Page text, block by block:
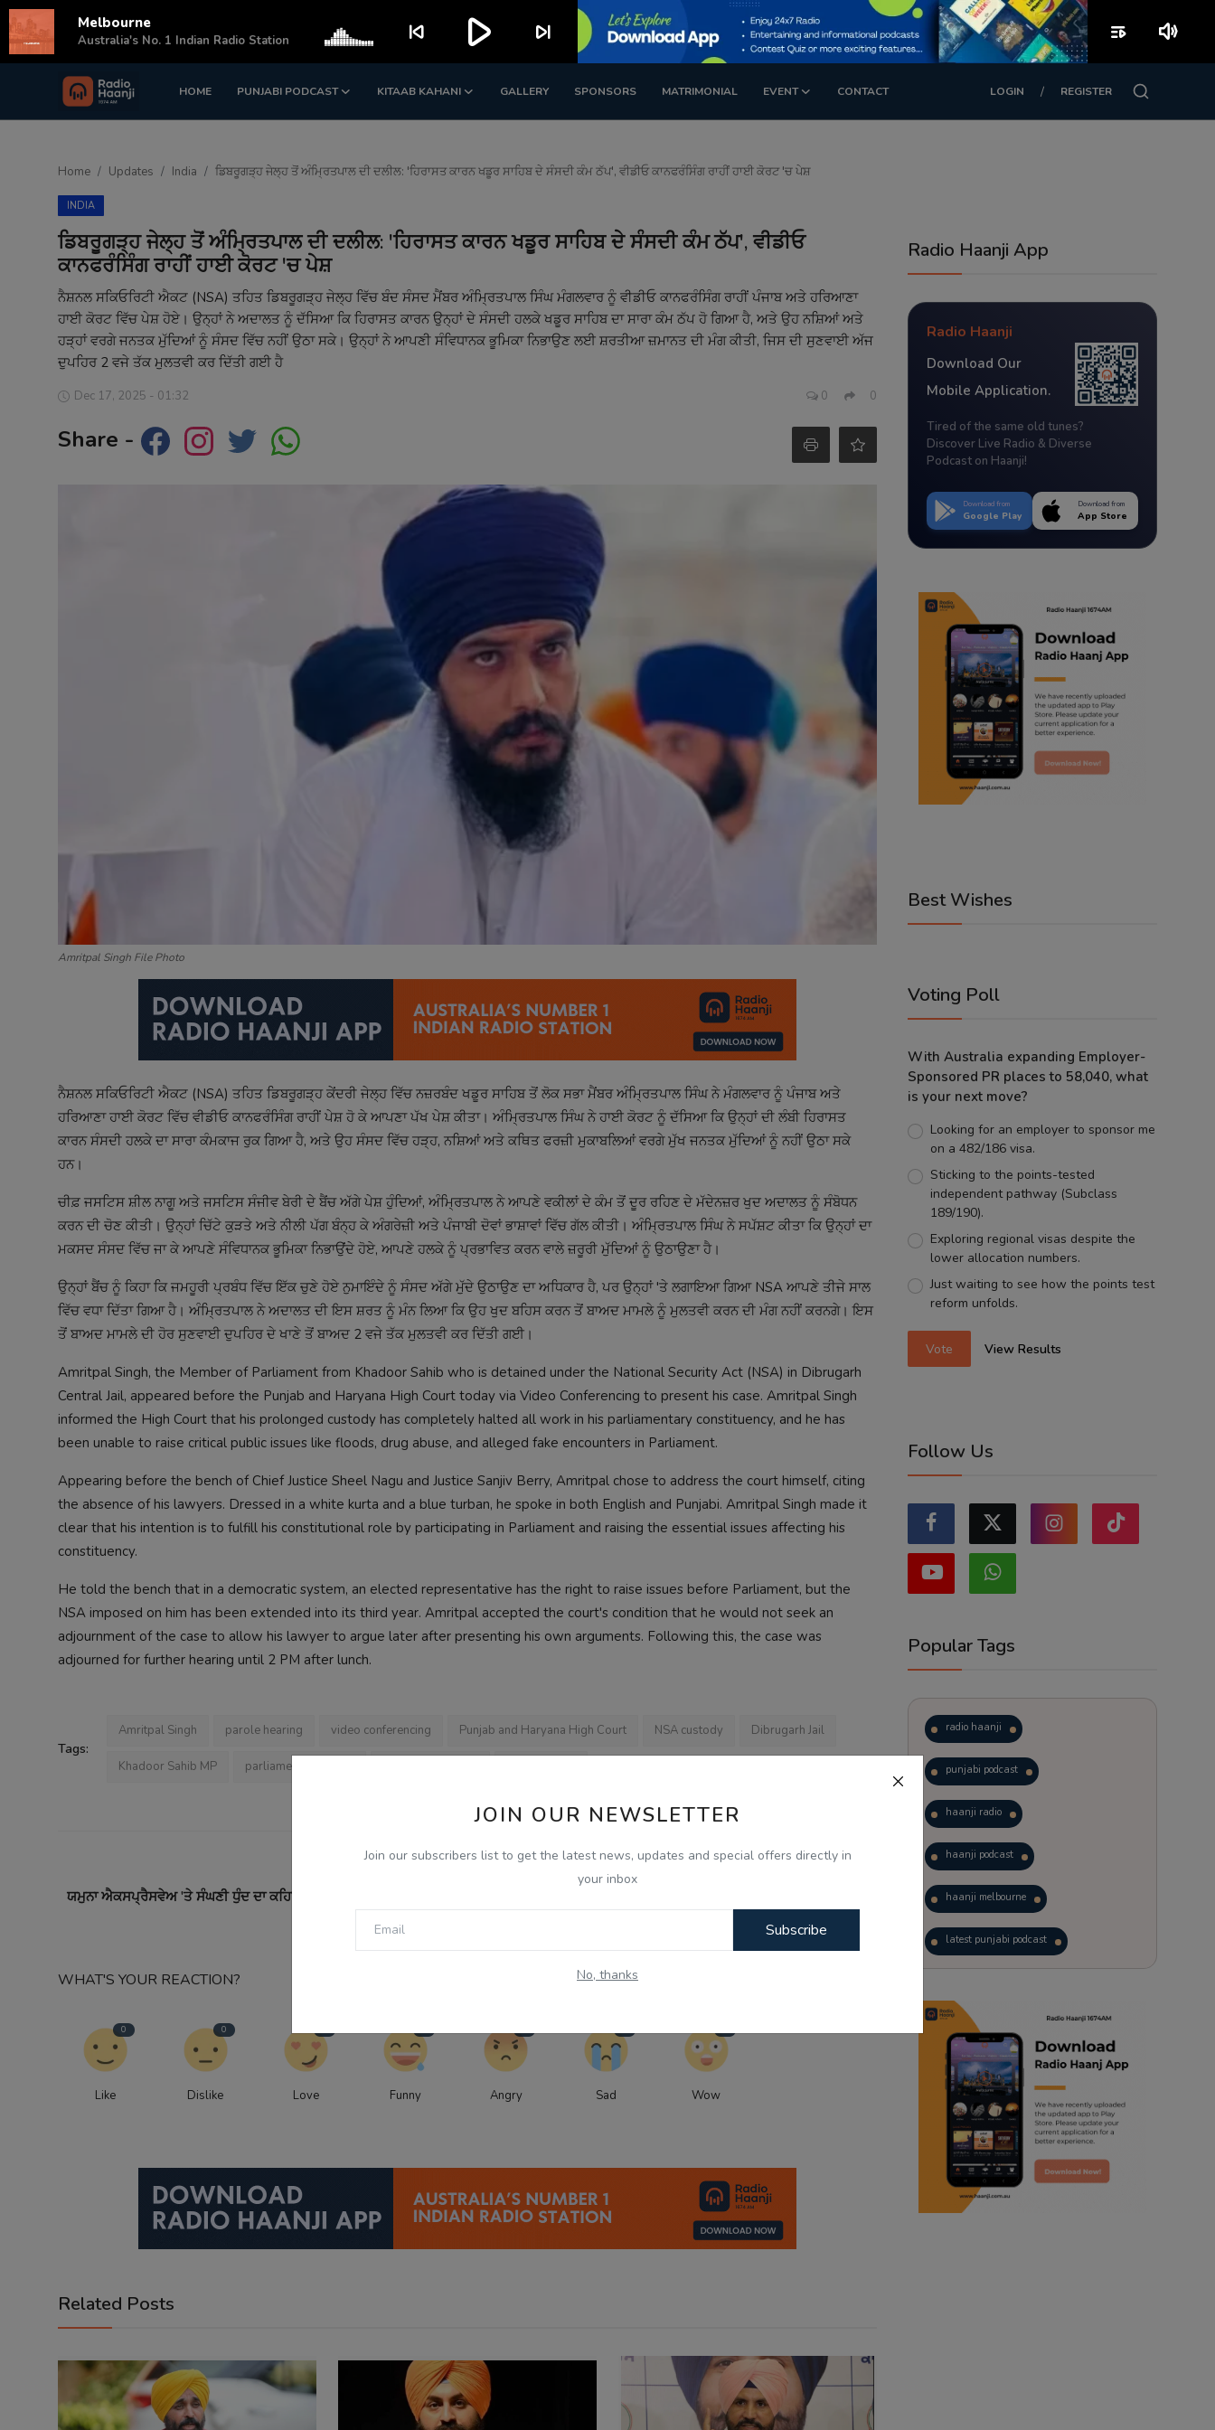
HOME PUNJABI PODCAST KITAAB KAHANI GALLERY SPONSORS MATRIMONIAL EVENT CONTACT LOGIN / REGISTER
Login Register
Punjabi Podcast
Kitaab Kahani
Sponsors
Matrimonial
Contact
JOIN OUR NEWSLETTER
Join our subscribers list to get the latest news, updates and special offers directly in
your inbox
Subscribe
No, thanks
Home Updates India ਡਿਬਰੂਗੜ੍ਹ ਜੇਲ੍ਹ ਤੋਂ ਅੰਮ੍ਰਿਤਪਾਲ ਦੀ ਦਲੀਲ: 'ਹਿਰਾਸਤ ਕਾਰਨ ਖਡੂਰ ਸਾਹਿਬ ਦੇ ਸੰਸਦੀ ਕੰਮ ਠੱਪ', ਵੀਡੀਓ ਕਾਨਫਰੰਸਿੰਗ ਰਾਹੀਂ ਹਾਈ ਕੋਰਟ 'ਚ ਪੇਸ਼
INDIA
ਡਿਬਰੂਗੜ੍ਹ ਜੇਲ੍ਹ ਤੋਂ ਅੰਮ੍ਰਿਤਪਾਲ ਦੀ ਦਲੀਲ: 'ਹਿਰਾਸਤ ਕਾਰਨ ਖਡੂਰ ਸਾਹਿਬ ਦੇ ਸੰਸਦੀ ਕੰਮ ਠੱਪ', ਵੀਡੀਓ
ਕਾਨਫਰੰਸਿੰਗ ਰਾਹੀਂ ਹਾਈ ਕੋਰਟ 'ਚ ਪੇਸ਼
ਨੈਸ਼ਨਲ ਸਕਿਓਰਿਟੀ ਐਕਟ (NSA) ਤਹਿਤ ਡਿਬਰੂਗੜ੍ਹ ਜੇਲ੍ਹ ਵਿੱਚ ਬੰਦ ਸੰਸਦ ਮੈਂਬਰ ਅੰਮ੍ਰਿਤਪਾਲ ਸਿੰਘ ਮੰਗਲਵਾਰ ਨੂੰ ਵੀਡੀਓ ਕਾਨਫਰੰਸਿੰਗ ਰਾਹੀਂ ਪੰਜਾਬ ਅਤੇ ਹਰਿਆਣਾ
ਹਾਈ ਕੋਰਟ ਵਿੱਚ ਪੇਸ਼ ਹੋਏ। ਉਨ੍ਹਾਂ ਨੇ ਅਦਾਲਤ ਨੂੰ ਦੱਸਿਆ ਕਿ ਹਿਰਾਸਤ ਕਾਰਨ ਉਨ੍ਹਾਂ ਦੇ ਸੰਸਦੀ ਹਲਕੇ ਖਡੂਰ ਸਾਹਿਬ ਦਾ ਸਾਰਾ ਕੰਮ ਠੱਪ ਹੋ ਗਿਆ ਹੈ, ਅਤੇ ਉਹ ਨਸ਼ਿਆਂ ਅਤੇ
ਹੜ੍ਹਾਂ ਵਰਗੇ ਜਨਤਕ ਮੁੱਦਿਆਂ ਨੂੰ ਸੰਸਦ ਵਿੱਚ ਨਹੀਂ ਉਠਾ ਸਕੇ। ਉਨ੍ਹਾਂ ਨੇ ਆਪਣੀ ਸੰਵਿਧਾਨਕ ਭੂਮਿਕਾ ਨਿਭਾਉਣ ਲਈ ਸ਼ਰਤੀਆ ਜ਼ਮਾਨਤ ਦੀ ਮੰਗ ਕੀਤੀ, ਜਿਸ ਦੀ ਸੁਣਵਾਈ ਅੱਜ
ਦੁਪਹਿਰ 2 ਵਜੇ ਤੱਕ ਮੁਲਤਵੀ ਕਰ ਦਿੱਤੀ ਗਈ ਹੈ
Dec 17, 2025 - 01:32 0 0
Share -
Amritpal Singh File Photo
ਨੈਸ਼ਨਲ ਸਕਿਓਰਿਟੀ ਐਕਟ (NSA) ਤਹਿਤ ਡਿਬਰੂਗੜ੍ਹ ਕੇਂਦਰੀ ਜੇਲ੍ਹ ਵਿੱਚ ਨਜ਼ਰਬੰਦ ਖਡੂਰ ਸਾਹਿਬ ਤੋਂ ਲੋਕ ਸਭਾ ਮੈਂਬਰ ਅੰਮ੍ਰਿਤਪਾਲ ਸਿੰਘ ਨੇ ਮੰਗਲਵਾਰ ਨੂੰ ਪੰਜਾਬ ਅਤੇ
ਹਰਿਆਣਾ ਹਾਈ ਕੋਰਟ ਵਿੱਚ ਵੀਡੀਓ ਕਾਨਫਰੰਸਿੰਗ ਰਾਹੀਂ ਪੇਸ਼ ਹੋ ਕੇ ਆਪਣਾ ਪੱਖ ਪੇਸ਼ ਕੀਤਾ। ਅੰਮ੍ਰਿਤਪਾਲ ਸਿੰਘ ਨੇ ਹਾਈ ਕੋਰਟ ਨੂੰ ਦੱਸਿਆ ਕਿ ਉਨ੍ਹਾਂ ਦੀ ਲੰਬੀ ਹਿਰਾਸਤ
ਕਾਰਨ ਸੰਸਦੀ ਹਲਕੇ ਦਾ ਸਾਰਾ ਕੰਮਕਾਜ ਰੁਕ ਗਿਆ ਹੈ, ਅਤੇ ਉਹ ਸੰਸਦ ਵਿੱਚ ਹੜ੍ਹ, ਨਸ਼ਿਆਂ ਅਤੇ ਕਥਿਤ ਫਰਜ਼ੀ ਮੁਕਾਬਲਿਆਂ ਵਰਗੇ ਮੁੱਖ ਜਨਤਕ ਮੁੱਦਿਆਂ ਨੂੰ ਨਹੀਂ ਉਠਾ ਸਕੇ
ਹਨ।
ਚੀਫ਼ ਜਸਟਿਸ ਸ਼ੀਲ ਨਾਗੂ ਅਤੇ ਜਸਟਿਸ ਸੰਜੀਵ ਬੇਰੀ ਦੇ ਬੈਂਚ ਅੱਗੇ ਪੇਸ਼ ਹੁੰਦਿਆਂ, ਅੰਮ੍ਰਿਤਪਾਲ ਨੇ ਆਪਣੇ ਵਕੀਲਾਂ ਦੇ ਕੰਮ ਤੋਂ ਦੂਰ ਰਹਿਣ ਦੇ ਮੱਦੇਨਜ਼ਰ ਖੁਦ ਅਦਾਲਤ ਨੂੰ ਸੰਬੋਧਨ
ਕਰਨ ਦੀ ਚੋਣ ਕੀਤੀ। ਉਨ੍ਹਾਂ ਚਿੱਟੇ ਕੁੜਤੇ ਅਤੇ ਨੀਲੀ ਪੱਗ ਬੰਨ੍ਹ ਕੇ ਅੰਗਰੇਜ਼ੀ ਅਤੇ ਪੰਜਾਬੀ ਦੋਵਾਂ ਭਾਸ਼ਾਵਾਂ ਵਿੱਚ ਗੱਲ ਕੀਤੀ। ਅੰਮ੍ਰਿਤਪਾਲ ਸਿੰਘ ਨੇ ਸਪੱਸ਼ਟ ਕੀਤਾ ਕਿ ਉਨ੍ਹਾਂ ਦਾ
ਮਕਸਦ ਸੰਸਦ ਵਿੱਚ ਜਾ ਕੇ ਆਪਣੇ ਸੰਵਿਧਾਨਕ ਭੂਮਿਕਾ ਨਿਭਾਉਂਦੇ ਹੋਏ, ਆਪਣੇ ਹਲਕੇ ਨੂੰ ਪ੍ਰਭਾਵਿਤ ਕਰਨ ਵਾਲੇ ਜ਼ਰੂਰੀ ਮੁੱਦਿਆਂ ਨੂੰ ਉਠਾਉਣਾ ਹੈ।
ਉਨ੍ਹਾਂ ਬੈਂਚ ਨੂੰ ਕਿਹਾ ਕਿ ਜਮਹੂਰੀ ਪ੍ਰਬੰਧ ਵਿੱਚ ਇੱਕ ਚੁਣੇ ਹੋਏ ਨੁਮਾਇੰਦੇ ਨੂੰ ਸੰਸਦ ਅੱਗੇ ਮੁੱਦੇ ਉਠਾਉਣ ਦਾ ਅਧਿਕਾਰ ਹੈ, ਪਰ ਉਨ੍ਹਾਂ 'ਤੇ ਲਗਾਇਆ ਗਿਆ NSA ਆਪਣੇ ਤੀਜੇ ਸਾਲ
ਵਿੱਚ ਵਧਾ ਦਿੱਤਾ ਗਿਆ ਹੈ। ਅੰਮ੍ਰਿਤਪਾਲ ਨੇ ਅਦਾਲਤ ਦੀ ਇਸ ਸ਼ਰਤ ਨੂੰ ਮੰਨ ਲਿਆ ਕਿ ਉਹ ਖੁਦ ਬਹਿਸ ਕਰਨ ਤੋਂ ਬਾਅਦ ਮਾਮਲੇ ਨੂੰ ਮੁਲਤਵੀ ਕਰਨ ਦੀ ਮੰਗ ਨਹੀਂ ਕਰਨਗੇ। ਇਸ
ਤੋਂ ਬਾਅਦ ਮਾਮਲੇ ਦੀ ਹੋਰ ਸੁਣਵਾਈ ਦੁਪਹਿਰ ਦੇ ਖਾਣੇ ਤੋਂ ਬਾਅਦ 2 ਵਜੇ ਤੱਕ ਮੁਲਤਵੀ ਕਰ ਦਿੱਤੀ ਗਈ।
Amritpal Singh, the Member of Parliament from Khadoor Sahib who is detained under the National Security Act (NSA) in Dibrugarh
Central Jail, appeared before the Punjab and Haryana High Court today via Video Conferencing to present his case. Amritpal Singh
informed the High Court that his prolonged custody has completely halted all work in his parliamentary constituency, and he has
been unable to raise critical public issues like floods, drug abuse, and alleged fake encounters in Parliament.
Appearing before the bench of Chief Justice Sheel Nagu and Justice Sanjiv Berry, Amritpal chose to address the court himself, citing
the absence of his lawyers. Dressed in a white kurta and a blue turban, he spoke in both English and Punjabi. Amritpal Singh made it
clear that his intention is to fulfill his constitutional role by participating in Parliament and raising the essential issues affecting his
constituency.
He told the bench that in a democratic system, an elected representative has the right to raise issues before Parliament, but the
NSA imposed on him has been extended into its third year. Amritpal accepted the court's condition that he would not seek an
adjournment of the case to allow his lawyer to argue later after presenting his own arguments. Following this, the case was
adjourned for further hearing until 2 PM after lunch.
Tags:
Amritpal Singh parole hearing video conferencing Punjab and Haryana High Court NSA custody Dibrugarh Jail
Khadoor Sahib MP parliamentary duties
ਯਮੁਨਾ ਐਕਸਪ੍ਰੈਸਵੇਅ 'ਤੇ ਸੰਘਣੀ ਧੁੰਦ ਦਾ ਕਹਿਰ: 7 ਬੱਸਾਂ ਤੇ 3 ਕਾਰਾਂ ਦੀ ਭਿਆਨਕ
NEXT NEWS
WHAT'S YOUR REACTION?
0
Like
0
Dislike Love Funny Angry Sad Wow
Related Posts
Radio Haanji App
Radio Haanji
Download Our
Mobile Application.
Tired of the same old tunes?
Discover Live Radio & Diverse
Podcast on Haanji!
Download from
Google Play
Download from
App Store
Best Wishes
Voting Poll
With Australia expanding Employer-
Sponsored PR places to 58,040, what
is your next move?
Looking for an employer to sponsor me
on a 482/186 visa.
Sticking to the points-tested
independent pathway (Subclass
189/190).
Exploring regional visas despite the
lower allocation numbers.
Just waiting to see how the points test
reform unfolds.
Vote View Results
Follow Us
Popular Tags
radio haanji
punjabi podcast
haanji radio
haanji podcast
haanji melbourne
latest punjabi podcast
trending punjabi podcast
ranjodh singh
radio haanji updates
punjabi podcast australia
punjabi kahani
Melbourne
Australia's No. 1 Indian Radio Station skip_previous play_arrow skip_next playlist_play volume_up